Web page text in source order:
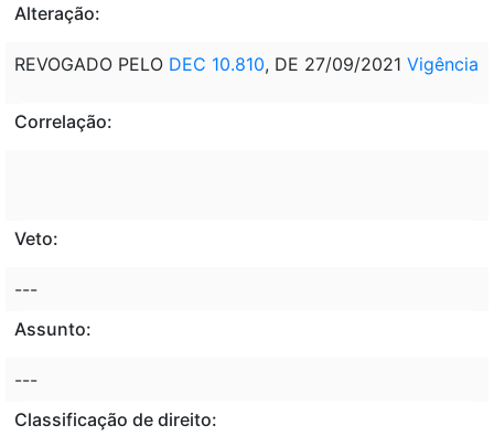
Alteração:
REVOGADO PELO DEC 10.810, DE 27/09/2021 Vigência
Correlação:
Veto:
---
Assunto:
---
Classificação de direito: